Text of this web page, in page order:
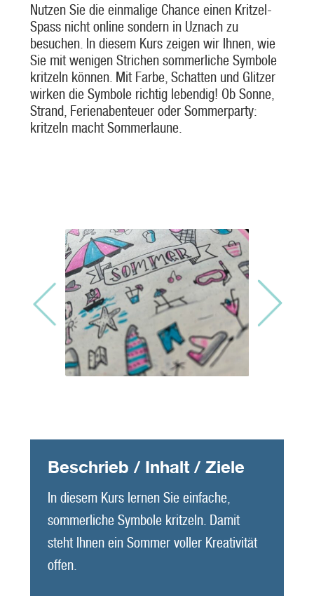
Nutzen Sie die einmalige Chance einen Kritzel-
Spass nicht online sondern in Uznach zu
besuchen. In diesem Kurs zeigen wir Ihnen, wie
Sie mit wenigen Strichen sommerliche Symbole
kritzeln können. Mit Farbe, Schatten und Glitzer
wirken die Symbole richtig lebendig! Ob Sonne,
Strand, Ferienabenteuer oder Sommerparty:
kritzeln macht Sommerlaune.
Beschrieb / Inhalt / Ziele
In diesem Kurs lernen Sie einfache,
sommerliche Symbole kritzeln. Damit
steht Ihnen ein Sommer voller Kreativität
offen.